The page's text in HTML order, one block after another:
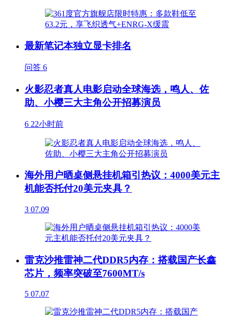
最新笔记本独立显卡排名
问答 6
火影忍者真人电影启动全球海选，鸣人、佐
助、小樱三大主角公开招募演员
6 22小时前
海外用户晒桌侧悬挂机箱引热议：4000美元主
机能否托付20美元夹具？
3 07.09
雷克沙推雷神二代DDR5内存：搭载国产长鑫
芯片，频率突破至7600MT/s
5 07.07